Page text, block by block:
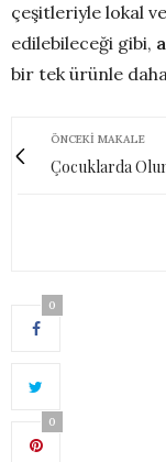
çeşitleriyle lokal
edilebileceği gibi,
bir tek ürünle
ÖNCEKI MAKALE
Çocuklarda
0
0